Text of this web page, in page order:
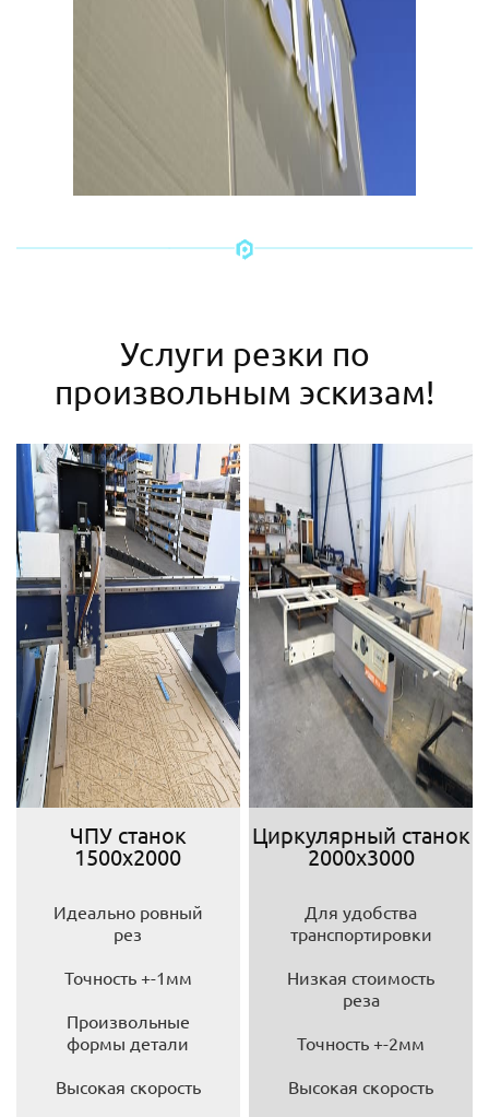
Услуги резки по
произвольным эскизам!
ЧПУ станок
1500х2000
Идеально ровный
рез
Точность +-1мм
Произвольные
формы детали
Высокая скорость
Циркулярный станок
2000х3000
Для удобства
транспортировки
Низкая стоимость
реза
Точность +-2мм
Высокая скорость